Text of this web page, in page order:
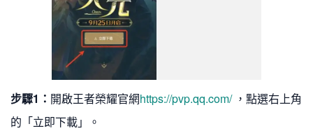
步驟1： 開啟王者榮耀官網https://pvp.qq.com/，點選右上角
的「立即下載」。